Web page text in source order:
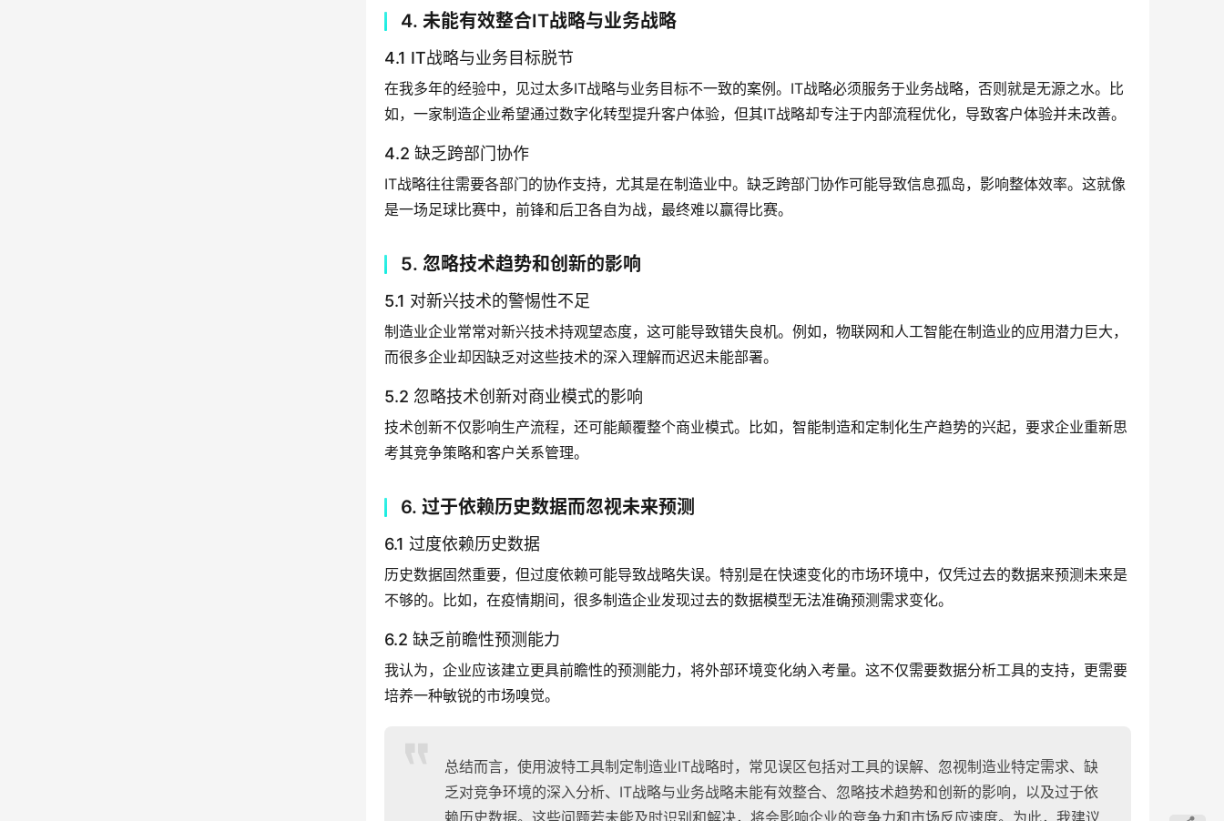
4. 未能有效整合IT战略与业务战略
4.1 IT战略与业务目标脱节
在我多年的经验中，见过太多IT战略与业务目标不一致的案例。IT战略必须服务于业务战略，否则就是无源之水。比
如，一家制造企业希望通过数字化转型提升客户体验，但其IT战略却专注于内部流程优化，导致客户体验并未改善。
4.2 缺乏跨部门协作
IT战略往往需要各部门的协作支持，尤其是在制造业中。缺乏跨部门协作可能导致信息孤岛，影响整体效率。这就像
是一场足球比赛中，前锋和后卫各自为战，最终难以赢得比赛。
5. 忽略技术趋势和创新的影响
5.1 对新兴技术的警惕性不足
制造业企业常常对新兴技术持观望态度，这可能导致错失良机。例如，物联网和人工智能在制造业的应用潜力巨大，
而很多企业却因缺乏对这些技术的深入理解而迟迟未能部署。
5.2 忽略技术创新对商业模式的影响
技术创新不仅影响生产流程，还可能颠覆整个商业模式。比如，智能制造和定制化生产趋势的兴起，要求企业重新思
考其竞争策略和客户关系管理。
6. 过于依赖历史数据而忽视未来预测
6.1 过度依赖历史数据
历史数据固然重要，但过度依赖可能导致战略失误。特别是在快速变化的市场环境中，仅凭过去的数据来预测未来是
不够的。比如，在疫情期间，很多制造企业发现过去的数据模型无法准确预测需求变化。
6.2 缺乏前瞻性预测能力
我认为，企业应该建立更具前瞻性的预测能力，将外部环境变化纳入考量。这不仅需要数据分析工具的支持，更需要
培养一种敏锐的市场嗅觉。
总结而言，使用波特工具制定制造业IT战略时，常见误区包括对工具的误解、忽视制造业特定需求、缺
乏对竞争环境的深入分析、IT战略与业务战略未能有效整合、忽略技术趋势和创新的影响，以及过于依
赖历史数据。这些问题若未能及时识别和解决，将会影响企业的竞争力和市场反应速度。为此，我建议